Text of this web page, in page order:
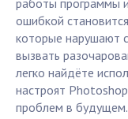
работы программы
ошибкой
которые нарушают
вызвать
легко найдёте
настроят
проблем в будущем.